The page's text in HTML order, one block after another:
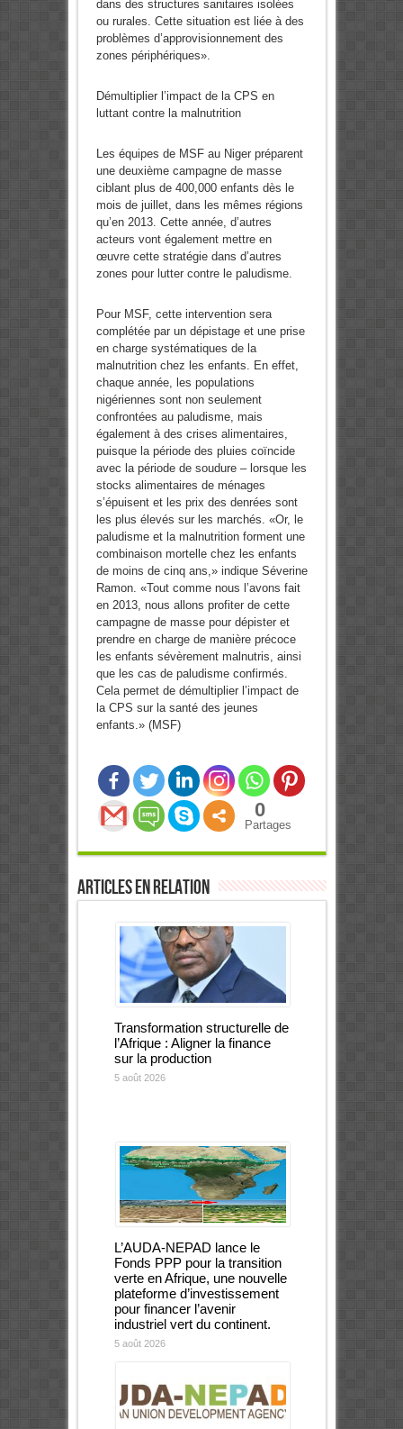
dans des structures sanitaires isolées
ou rurales. Cette situation est liée à des
problèmes d’approvisionnement des
zones périphériques».
Démultiplier l’impact de la CPS en
luttant contre la malnutrition
Les équipes de MSF au Niger préparent
une deuxième campagne de masse
ciblant plus de 400,000 enfants dès le
mois de juillet, dans les mêmes régions
qu’en 2013. Cette année, d’autres
acteurs vont également mettre en
œuvre cette stratégie dans d’autres
zones pour lutter contre le paludisme.
Pour MSF, cette intervention sera
complétée par un dépistage et une prise
en charge systématiques de la
malnutrition chez les enfants. En effet,
chaque année, les populations
nigériennes sont non seulement
confrontées au paludisme, mais
également à des crises alimentaires,
puisque la période des pluies coïncide
avec la période de soudure – lorsque les
stocks alimentaires de ménages
s’épuisent et les prix des denrées sont
les plus élevés sur les marchés. «Or, le
paludisme et la malnutrition forment une
combinaison mortelle chez les enfants
de moins de cinq ans,» indique Séverine
Ramon. «Tout comme nous l’avons fait
en 2013, nous allons profiter de cette
campagne de masse pour dépister et
prendre en charge de manière précoce
les enfants sévèrement malnutris, ainsi
que les cas de paludisme confirmés.
Cela permet de démultiplier l’impact de
la CPS sur la santé des jeunes
enfants.» (MSF)
0
Partages
Articles en relation
Transformation structurelle de
l’Afrique : Aligner la finance
sur la production
5 août 2026
L’AUDA-NEPAD lance le
Fonds PPP pour la transition
verte en Afrique, une nouvelle
plateforme d’investissement
pour financer l’avenir
industriel vert du continent.
5 août 2026